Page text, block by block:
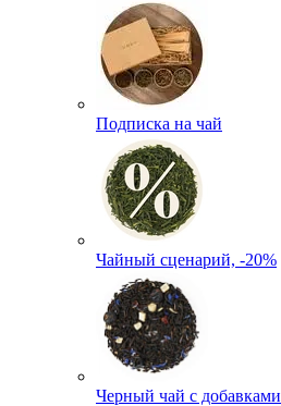
Подписка на чай
Чайный сценарий, -20%
Черный чай с добавками